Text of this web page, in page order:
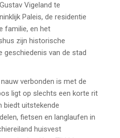
Vigeland te
Paleis, de residentie
familie, en het
zijn historische
geschiedenis van de stad
verbonden is met de
ligt op slechts een korte rit
biedt uitstekende
fietsen en langlaufen in
huisvest